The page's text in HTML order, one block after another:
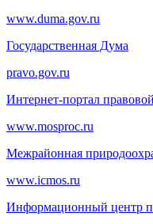
www.duma.gov.ru
Государственная Дума
pravo.gov.ru
Интернет-портал
www.mosproc.ru
Межрайонная
www.icmos.ru
Информационный центр